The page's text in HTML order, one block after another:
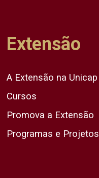
Extensão
A Extensão na Unicap
Cursos
Promova a Extensão
Programas e Projetos